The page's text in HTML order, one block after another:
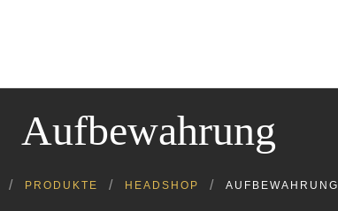
Growshop
Kosmetik
Tiere
Aufbewahrung
PRODUKTE HEADSHOP AUFBEWAHRUNG